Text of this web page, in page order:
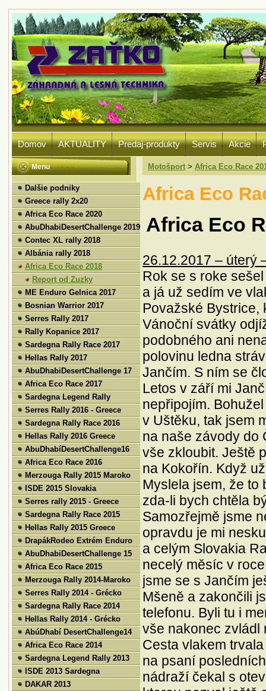
Domov AKTUALITY Predaj-produkty Servis Akcie
Motošport > Africa Eco Race
Africa Eco
Menu
Dalšie podniky
Greece rally 2x20
Africa Eco Race 2020
AbuDhabiDesertChallenge 2019
Contec XL rally 2018
Albánia rally 2018
Africa Eco Race 2018
Report od Zuzky
ME Enduro Gelnica 2017
Bosnian Warrior 2017
Serres Rally 2017
Rally Kopanice 2017
Sardegna Rally Race 2017
Hellas Rally 2017
AbuDhabiDesertChallenge 17
Africa Eco Race 2017
Sardegna Legend Rally
Serres Rally 2016 - Greece
Sardegna Rally Race 2016
Hellas Rally 2016 Greece
AbuDhabíDesertChallenge16
Africa Eco Race 2016
Merzouga Rally 2015 Maroko
ISDE 2015 Slovakia
Serres rally 2015 - Greece
Sardegna Rally Race 2015
Hellas Rally 2015 Greece
DrapákRodeo Extrém Enduro
AbuDhabiDesertChallenge 15
Africa Eco Race 2015
Merzouga Rally 2014-Maroko
Serres Rally 2014 - Grécko
Sardegna Rally Race 2014
Hellas Rally 2014 - Grécko
AbúDhabí DesertChallenge14
Africa Eco Race 2014
Sardegna Legend Rally 2013
ISDE 2013 Sardegna
DAKAR 2013
Africa Eco
26.12.2017 – úterý
Rok se s roke
a já už sedím ve
Považské Bystrice,
Vánoční svátky
podobného ani
polovinu ledna
Jančím. S ním se
Letos v září mi
nepřipojím.
v Uštěku, tak jsem
na naše závody do
vše zkloubit. Ještě
na Kokořín. Když
Myslela jsem, že to
zda-li bych chtěla
Samozřejmě jsme
opravdu je mi
a celým Slovakia
necelý měsíc v
jsme se s Jančím
Mšeně a zakončili
telefonu. Byli tu i
vše nakonec zvládl
Cesta vlakem
na psaní
nádraží čekal s